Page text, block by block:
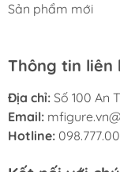
Sản phẩm mới
Thông tin liên
Địa chỉ: Số 100 An
Email:
Hotline: